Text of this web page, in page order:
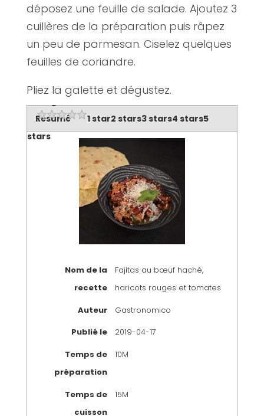
déposez une feuille de salade. Ajoutez 3
cuillères de la préparation puis râpez
un peu de parmesan. Ciselez quelques
feuilles de coriandre.
Pliez la galette et dégustez.
Résumé
1 star2 stars3 stars4 stars5
stars
Nom de la
recette
Fajitas au bœuf haché,
haricots rouges et tomates
Auteur
Gastronomico
Publié le
2019-04-17
Temps de
préparation
10M
Temps de
cuisson
15M